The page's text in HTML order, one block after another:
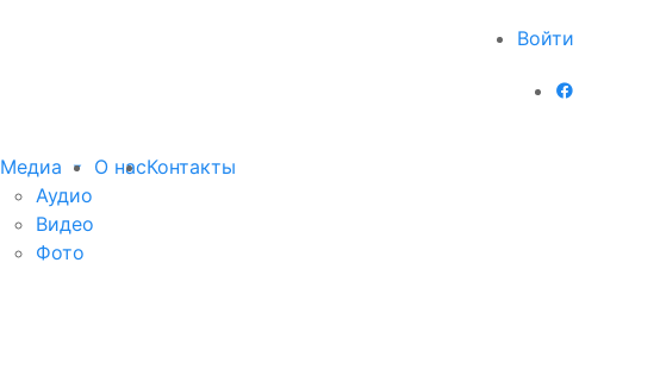
Войти
Медиа
Аудио
Видео
Фото
О насКонтакты